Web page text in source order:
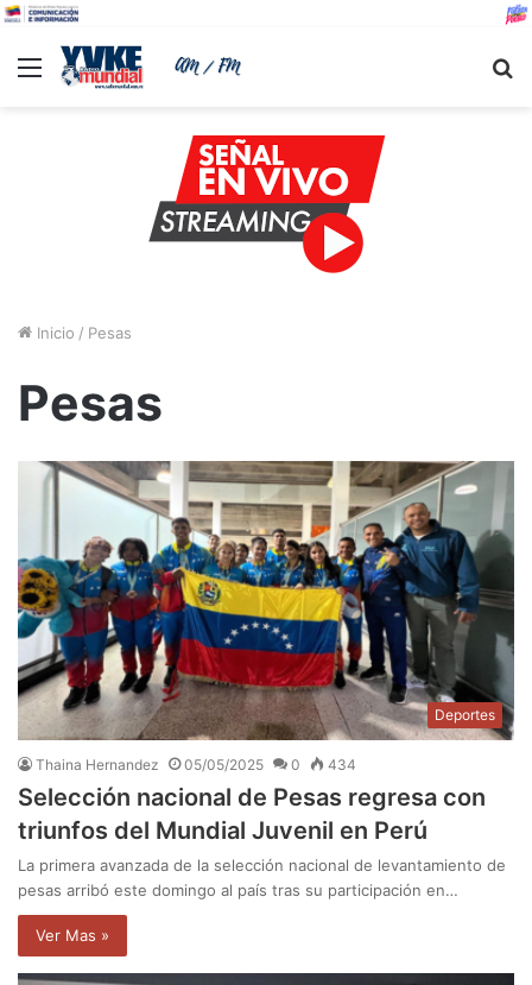
Menu
Inicio / Pesas
Pesas
Deportes
Thaina Hernandez 05/05/2025 0 434
Selección nacional de Pesas regresa con
triunfos del Mundial Juvenil en Perú
La primera avanzada de la selección nacional de levantamiento de
pesas arribó este domingo al país tras su participación en…
Ver Mas »